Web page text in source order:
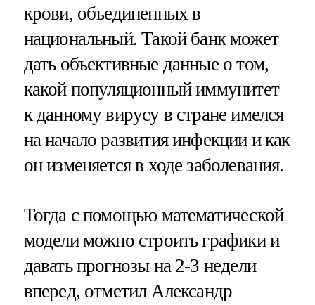
крови, объединенных в
национальный. Такой банк может
дать объективные данные о том,
какой популяционный иммунитет
к данному вирусу в стране имелся
на начало развития инфекции и как
он изменяется в ходе заболевания.
Тогда с помощью математической
модели можно строить графики и
давать прогнозы на 2-3 недели
вперед, отметил Александр